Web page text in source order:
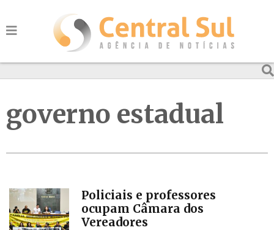
governo estadual
Policiais e professores
ocupam Câmara dos
Vereadores